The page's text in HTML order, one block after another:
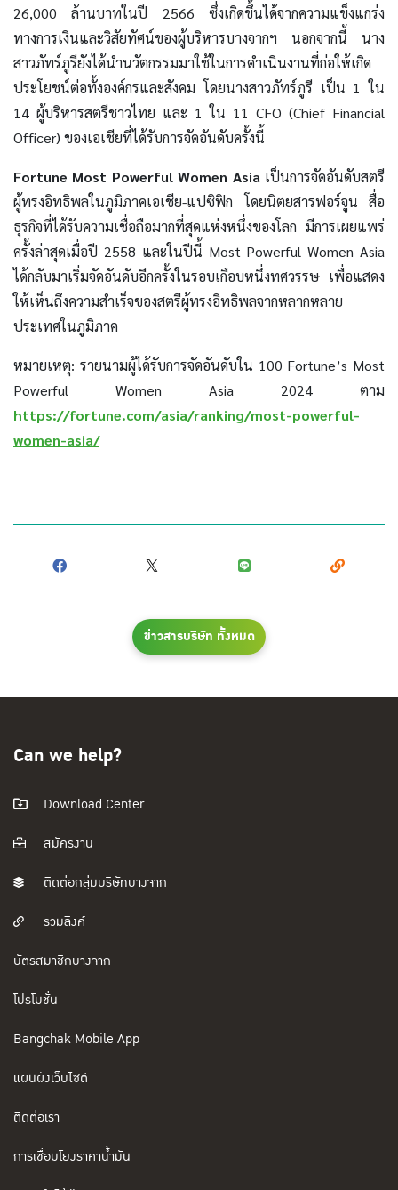
26,000 ล้านบาทในปี 2566 ซึ่งเกิดขึ้นได้จากความแข็งแกร่ง
ทางการเงินและวิสัยทัศน์ของผู้บริหารบางจากฯ นอกจากนี้ นาง
สาวภัทร์ภูรียังได้นำนวัตกรรมมาใช้ในการดำเนินงานที่ก่อให้เกิด
ประโยชน์ต่อทั้งองค์กรและสังคม โดยนางสาวภัทร์ภูรี เป็น 1 ใน
14 ผู้บริหารสตรีชาวไทย และ 1 ใน 11 CFO (Chief Financial
Officer) ของเอเชียที่ได้รับการจัดอันดับครั้งนี้
Fortune Most Powerful Women Asiaเป็นการจัดอันดับสตรี
ผู้ทรงอิทธิพลในภูมิภาคเอเชีย-แปซิฟิก โดยนิตยสารฟอร์จูน สื่อ
ธุรกิจที่ได้รับความเชื่อถือมากที่สุดแห่งหนึ่งของโลก มีการเผยแพร่
ครั้งล่าสุดเมื่อปี 2558 และในปีนี้ Most Powerful Women Asia
ได้กลับมาเริ่มจัดอันดับอีกครั้งในรอบเกือบหนึ่งทศวรรษ เพื่อแสดง
ให้เห็นถึงความสำเร็จของสตรีผู้ทรงอิทธิพลจากหลากหลาย
ประเทศในภูมิภาค
หมายเหตุ: รายนามผู้ได้รับการจัดอันดับใน 100 Fortune’s Most
Powerful Women Asia 2024 ตาม
https://fortune.com/asia/ranking/most-powerful-
women-asia/
ข่าวสารบริษัท ทั้งหมด
Can we help?
Download Center
สมัครงาน
ติดต่อกลุ่มบริษัทบางจาก
รวมลิงค์
บัตรสมาชิกบางจาก
โปรโมชั่น
Bangchak Mobile App
แผนผังเว็บไซต์
ติดต่อเรา
การเชื่อมโยงราคาน้ำมัน